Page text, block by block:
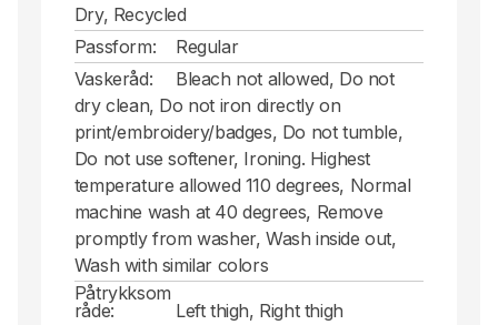
Dry, Recycled
Passform:
Regular
Vaskeråd:
Bleach not allowed, Do not
dry clean, Do not iron directly on
print/embroidery/badges, Do not tumble,
Do not use softener, Ironing. Highest
temperature allowed 110 degrees, Normal
machine wash at 40 degrees, Remove
promptly from washer, Wash inside out,
Wash with similar colors
Påtrykksom
råde:
Left thigh, Right thigh